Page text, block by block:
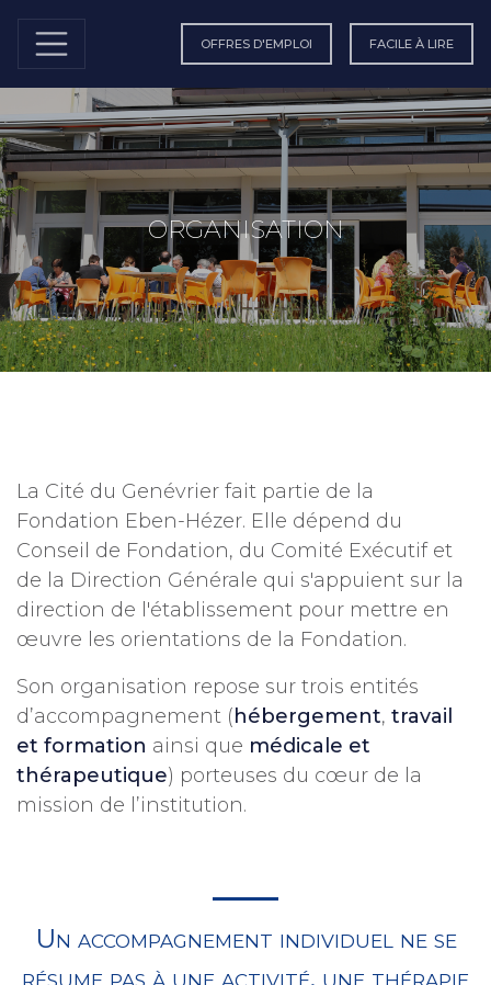
OFFRES D'EMPLOI FACILE À LIRE
ORGANISATION
La Cité du Genévrier fait partie de la
Fondation Eben-Hézer. Elle dépend du
Conseil de Fondation, du Comité Exécutif et
de la Direction Générale qui s'appuient sur la
direction de l'établissement pour mettre en
œuvre les orientations de la Fondation.
Son organisation repose sur trois entités
d’accompagnement (hébergement, travail
et formation ainsi que médicale et
thérapeutique) porteuses du cœur de la
mission de l’institution.
Un accompagnement individuel ne se
résume pas à une activité, une thérapie